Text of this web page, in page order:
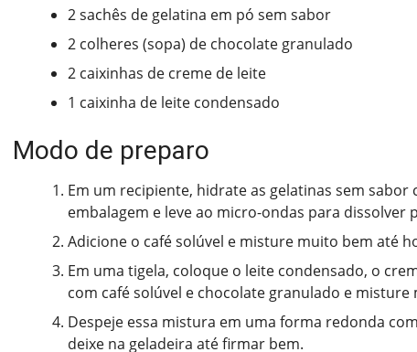
2 sachês de gelatina em pó sem sabor
2 colheres (sopa) de chocolate granulado
2 caixinhas de creme de leite
1 caixinha de leite condensado
Modo de preparo
Em um recipiente, hidrate as gelatinas sem
embalagem e leve ao micro-ondas para dissolver
Adicione o café solúvel e misture muito bem até
Em uma tigela, coloque o leite condensado, o
com café solúvel e chocolate granulado e misture
Despeje essa mistura em uma forma redonda
deixe na geladeira até firmar bem.